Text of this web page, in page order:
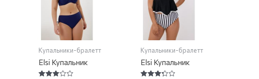
Купальники-бралетт
Elsi Купальник
Купальники-бралетт
Elsi Купальник